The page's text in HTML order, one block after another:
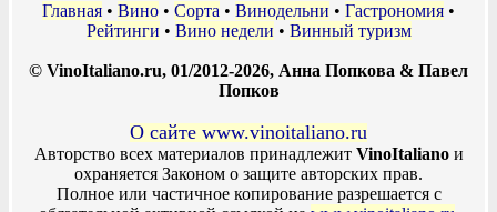
Главная • Вино • Сорта • Винодельни • Гастрономия •
Рейтинги • Вино недели • Винный туризм
© VinoItaliano.ru, 01/2012-2026, Анна Попкова & Павел
Попков
О сайте www.vinoitaliano.ru
Авторство всех материалов принадлежит VinoItalianoи
охраняется Законом о защите авторских прав.
Полное или частичное копирование разрешается с